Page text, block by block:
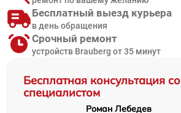
Бесплатная консультация со
специалистом
Роман Лебедев
Бесплатный выезд курьера
в день обращения
Срочный ремонт
устройств Brauberg от 35 минут